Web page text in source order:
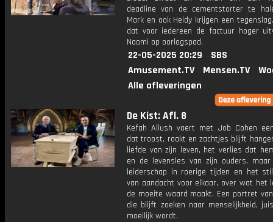
deadline van de cementstorter te
Mark en ook Heidy krijgen een
dat voor iedereen de factuur hoger
Naomi op oorlogspad.
22-05-2025 20:29
SBS
Amusement.TV
Mensen.TV
Alle afleveringen
De Kist: Afl. 8
Kefah Allush voert met Job Cohen
dat troost, raakt en zachtjes blijft
liefde van zijn leven, het verlies dat
en de levensles van zijn ouders,
leiderschap in roerige tijden en het
van aandacht voor elkaar, over wat het
de moeite waard maakt. Een portret
die blijft zoeken naar menselijkheid,
moeilijk wordt.